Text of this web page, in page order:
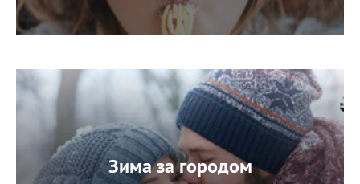
Зима за городом